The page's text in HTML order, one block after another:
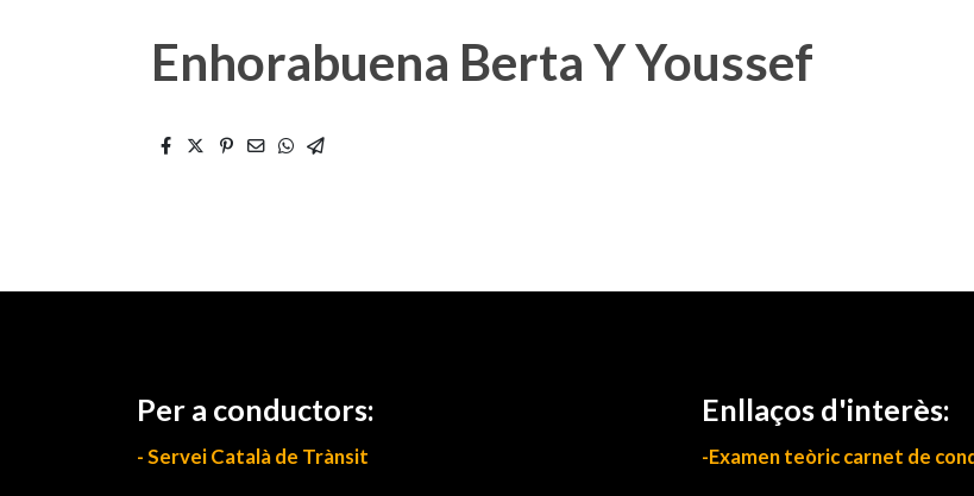
Enhorabuena Berta Y Youssef
Per a conductors:
- Servei Català de Trànsit
Enllaços d'interès:
-Examen teòric carnet de